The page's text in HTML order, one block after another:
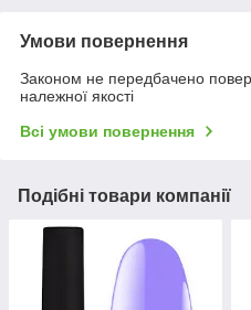
Умови повернення
Законом не передбачено
належної якості
Всі умови повернення
Подібні товари компанії